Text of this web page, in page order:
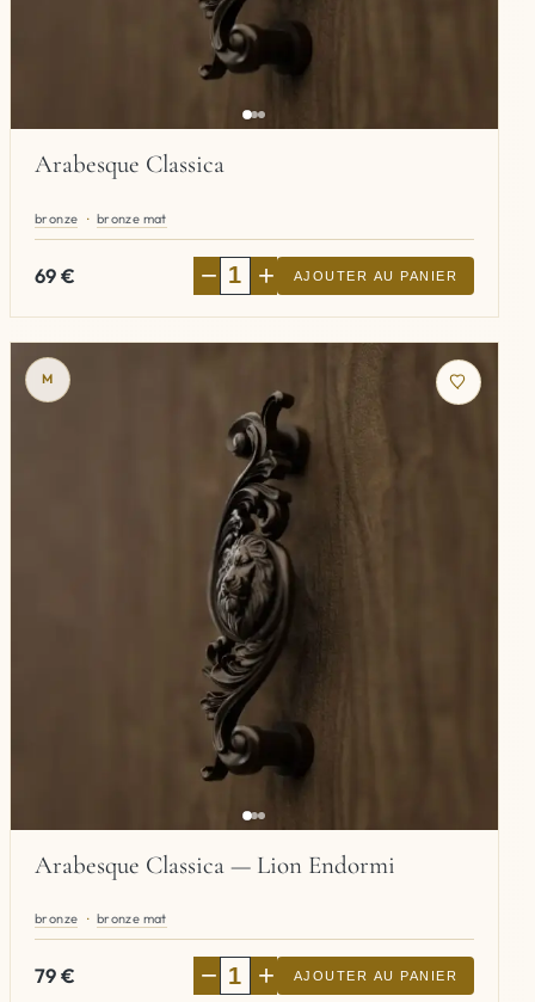
Arabesque Classica
bronze bronze mat
69€ − + AJOUTER AU PANIER
M
Arabesque Classica — Lion Endormi
bronze bronze mat
79€ − + AJOUTER AU PANIER